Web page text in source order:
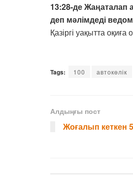
13:28-де
деп мәлімдеді
Қазіргі уақытта
Tags: 100 автокөлік
Алдыңғы пост
Жоғалып кеткен